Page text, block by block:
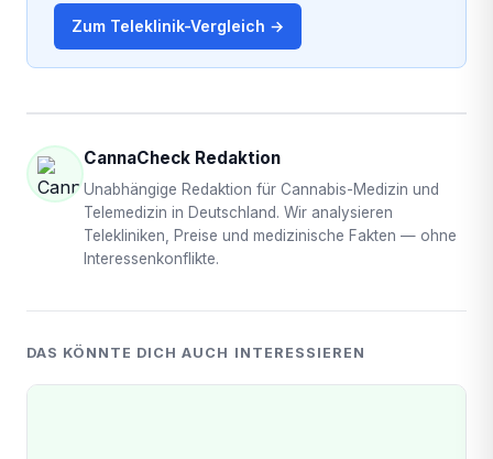
Zum Teleklinik-Vergleich →
CannaCheck Redaktion
Unabhängige Redaktion für Cannabis-Medizin und
Telemedizin in Deutschland. Wir analysieren
Telekliniken, Preise und medizinische Fakten — ohne
Interessenkonflikte.
DAS KÖNNTE DICH AUCH INTERESSIEREN